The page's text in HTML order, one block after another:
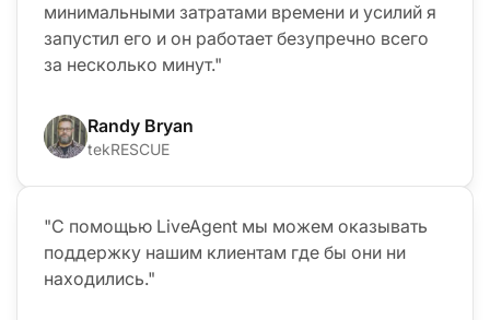
минимальными затратами времени и усилий я
запустил его и он работает безупречно всего
за несколько минут."
Randy Bryan
tekRESCUE
"С помощью LiveAgent мы можем оказывать
поддержку нашим клиентам где бы они ни
находились."